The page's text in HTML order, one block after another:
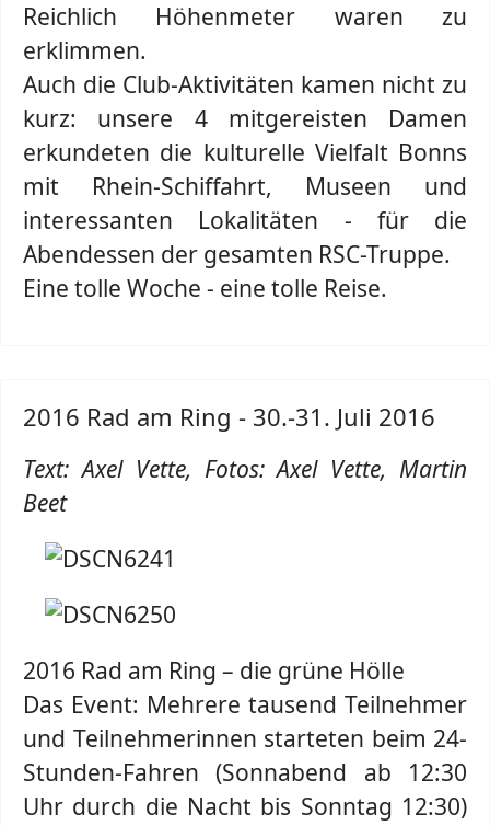
Reichlich Höhenmeter waren zu
erklimmen.
Auch die Club-Aktivitäten kamen nicht zu
kurz: unsere 4 mitgereisten Damen
erkundeten die kulturelle Vielfalt Bonns
mit Rhein-Schiffahrt, Museen und
interessanten Lokalitäten - für die
Abendessen der gesamten RSC-Truppe.
Eine tolle Woche - eine tolle Reise.
2016 Rad am Ring - 30.-31. Juli 2016
Text: Axel Vette, Fotos: Axel Vette, Martin
Beet
2016 Rad am Ring – die grüne Hölle
Das Event: Mehrere tausend Teilnehmer
und Teilnehmerinnen starteten beim 24-
Stunden-Fahren (Sonnabend ab 12:30
Uhr durch die Nacht bis Sonntag 12:30)